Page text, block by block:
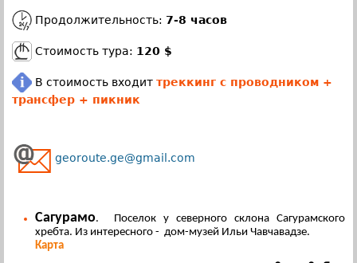
Продолжительность: 7-8 часов
Стоимость тура: 120 $
В стоимость входит треккинг с проводником +
трансфер + пикник
georoute.ge@gmail.com
Сагурамо. Поселок у северного склона Сагурамского
хребта. Из интересного - дом-музей Ильи Чавчавадзе.
Карта